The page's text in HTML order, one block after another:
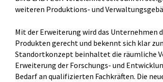
weiteren Produktions- und
Mit der Erweiterung wird das Unternehmen
Produkten gerecht und bekennt sich klar
Standortkonzept beinhaltet die räumliche
Erweiterung der Forschungs- und
Bedarf an qualifizierten Fachkräften. Die